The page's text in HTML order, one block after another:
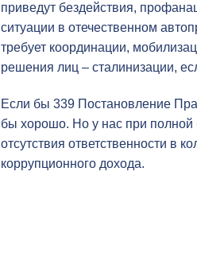
приведут бездействия,
ситуации в отечественном
требует координации,
решения лиц – сталинизации,
Если бы 339 Постановление
бы хорошо. Но у нас при полной
отсутствия ответственности в
коррупционного дохода.